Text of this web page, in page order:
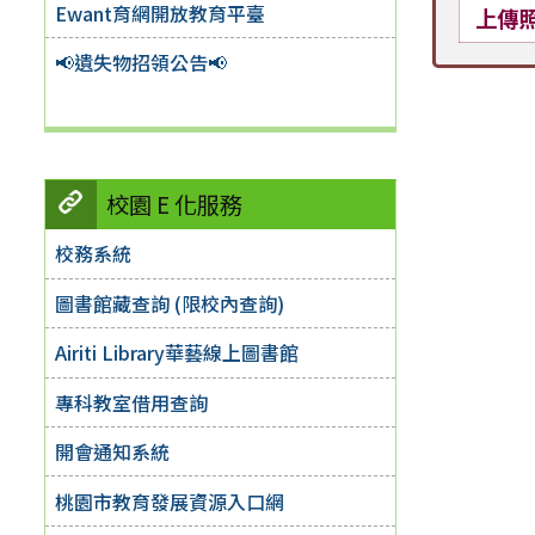
Ewant育網開放教育平臺
📢遺失物招領公告📢
校園 E 化服務
校務系統
圖書館藏查詢 (限校內查詢)
Airiti Library華藝線上圖書館
專科教室借用查詢
開會通知系統
桃園市教育發展資源入口網
上傳